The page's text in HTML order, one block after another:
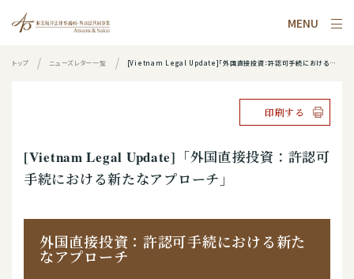
MENU
トップ ニューズレター一覧 [Vietnam Legal Update]「外国直接投資：許認可手続における新たなアプローチ」
印刷する
[Vietnam Legal Update]「外国直接投資：許認可
手続における新たなアプローチ」
外国直接投資：許認可手続における新た
なアプローチ